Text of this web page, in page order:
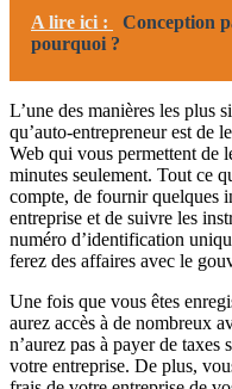
A lire ici :
Conception
pourquoi ?
L’une des manières les plus
qu’auto-entrepreneur est de
Web qui vous permettent de
minutes seulement. Tout ce
compte, de fournir quelques
entreprise et de suivre les
numéro d’identification
ferez des affaires avec le
Une fois que vous êtes
aurez accès à de nombreux
n’aurez pas à payer de taxes
votre entreprise. De plus,